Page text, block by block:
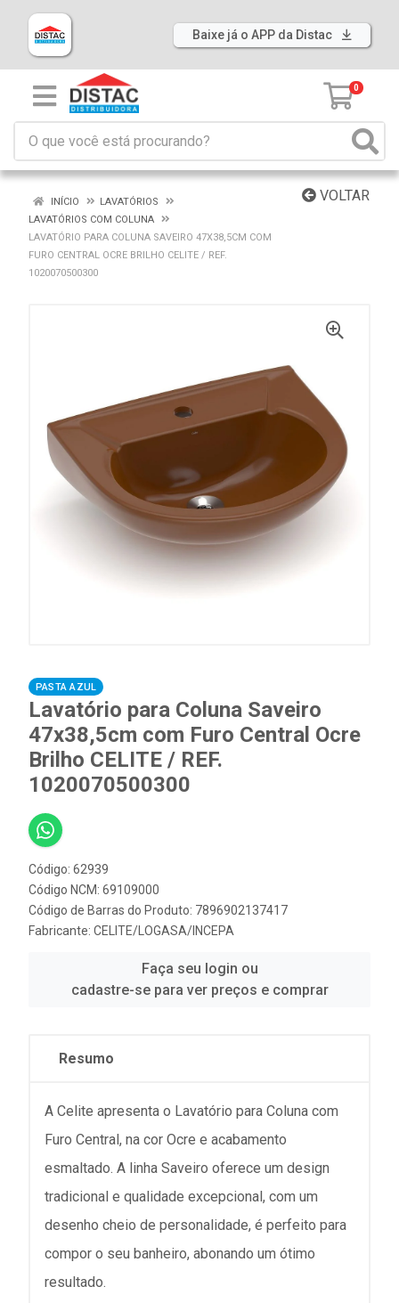
Baixe já o APP da Distac
0
VOLTAR
INÍCIO
LAVATÓRIOS
LAVATÓRIOS COM COLUNA
LAVATÓRIO PARA COLUNA SAVEIRO 47X38,5CM COM
FURO CENTRAL OCRE BRILHO CELITE / REF.
1020070500300
PASTA AZUL
Lavatório para Coluna Saveiro
47x38,5cm com Furo Central Ocre
Brilho CELITE / REF.
1020070500300
Código: 62939
Código NCM: 69109000
Código de Barras do Produto: 7896902137417
Fabricante: CELITE/LOGASA/INCEPA
Faça seu login ou
cadastre-se para ver preços e comprar
Resumo
A Celite apresenta o Lavatório para Coluna com
Furo Central, na cor Ocre e acabamento
esmaltado. A linha Saveiro oferece um design
tradicional e qualidade excepcional, com um
desenho cheio de personalidade, é perfeito para
compor o seu banheiro, abonando um ótimo
resultado.